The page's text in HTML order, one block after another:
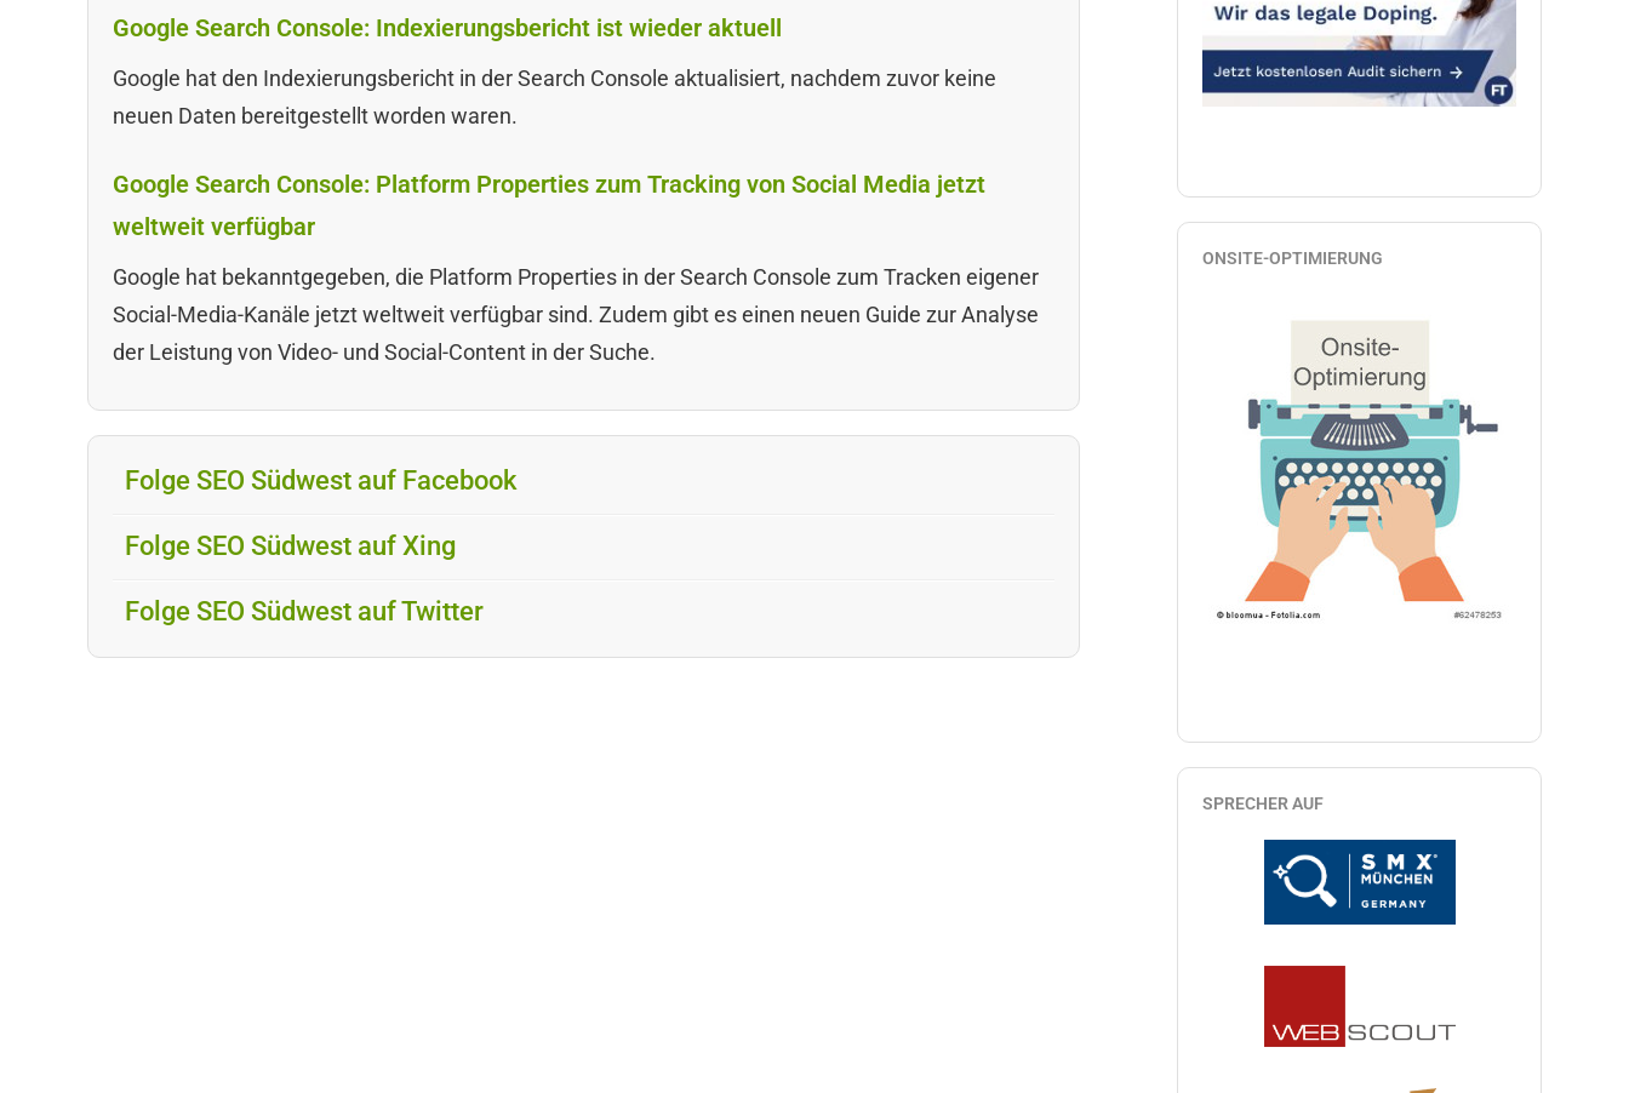
Google Search Console: Indexierungsbericht ist wieder aktuell
Google hat den Indexierungsbericht in der Search Console aktualisiert, nachdem zuvor keine
neuen Daten bereitgestellt worden waren.
Google Search Console: Platform Properties zum Tracking von Social Media jetzt
weltweit verfügbar
Google hat bekanntgegeben, die Platform Properties in der Search Console zum Tracken eigener
Social-Media-Kanäle jetzt weltweit verfügbar sind. Zudem gibt es einen neuen Guide zur Analyse
der Leistung von Video- und Social-Content in der Suche.
Folge SEO Südwest auf Facebook
Folge SEO Südwest auf Xing
Folge SEO Südwest auf Twitter
ONSITE-OPTIMIERUNG
SPRECHER AUF